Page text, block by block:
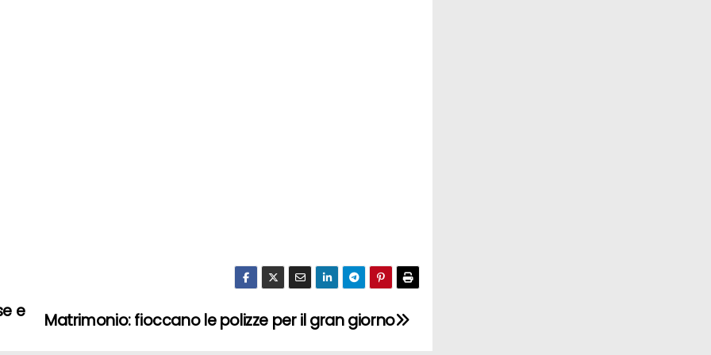
Matrimonio: fioccano le polizze per il gran giorno
e